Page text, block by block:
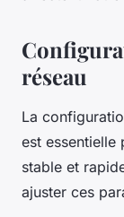
réseau
La
est essentielle
stable et
ajuster ces